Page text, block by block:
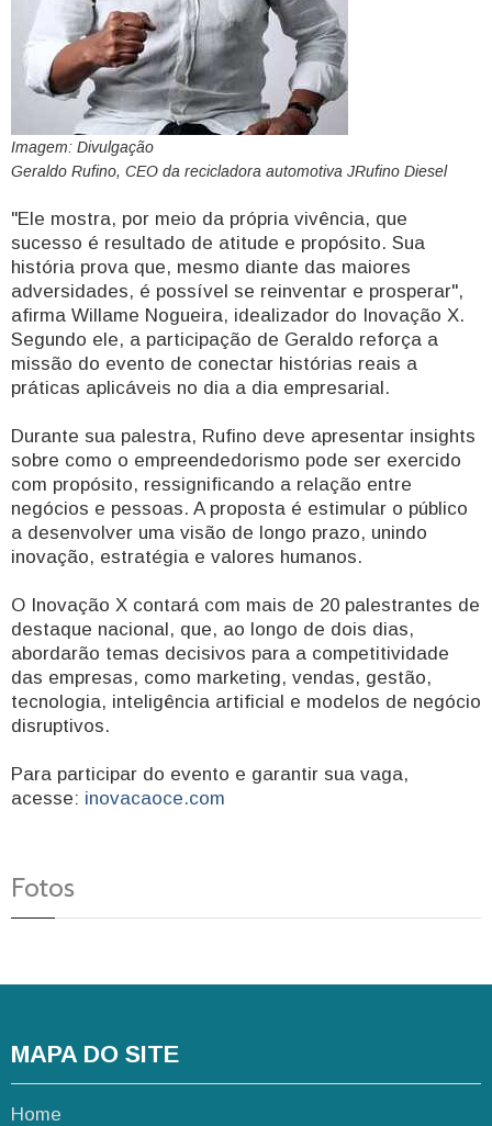
Imagem: Divulgação
Geraldo Rufino, CEO da recicladora automotiva JRufino Diesel
"Ele mostra, por meio da própria vivência, que
sucesso é resultado de atitude e propósito. Sua
história prova que, mesmo diante das maiores
adversidades, é possível se reinventar e prosperar",
afirma Willame Nogueira, idealizador do Inovação X.
Segundo ele, a participação de Geraldo reforça a
missão do evento de conectar histórias reais a
práticas aplicáveis no dia a dia empresarial.
Durante sua palestra, Rufino deve apresentar insights
sobre como o empreendedorismo pode ser exercido
com propósito, ressignificando a relação entre
negócios e pessoas. A proposta é estimular o público
a desenvolver uma visão de longo prazo, unindo
inovação, estratégia e valores humanos.
O Inovação X contará com mais de 20 palestrantes de
destaque nacional, que, ao longo de dois dias,
abordarão temas decisivos para a competitividade
das empresas, como marketing, vendas, gestão,
tecnologia, inteligência artificial e modelos de negócio
disruptivos.
Para participar do evento e garantir sua vaga,
acesse: inovacaoce.com
Fotos
MAPA DO SITE
Home